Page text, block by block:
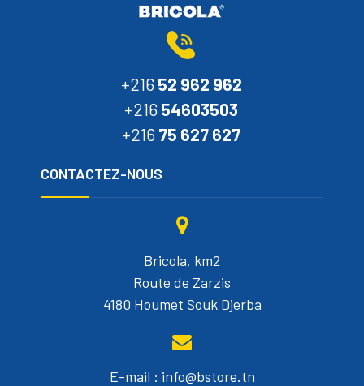
+216 52 962 962
+216 54603503
+216 75 627 627
CONTACTEZ-NOUS
Bricola, km2
Route de Zarzis
4180 Houmet Souk Djerba
E-mail : info@bstore.tn